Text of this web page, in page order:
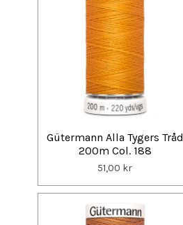
Gütermann Alla Tygers Tråd
200m Col. 188
51,00 kr